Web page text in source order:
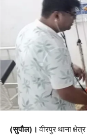
(सुपौल)। वीरपुर थाना